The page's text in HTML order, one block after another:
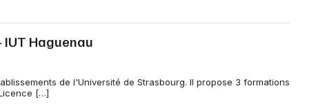
Haguenau
de l'Université de Strasbourg. Il propose 3 formations
[…]